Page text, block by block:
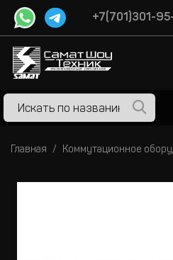
+7(701)301-
Главная Коммутационное